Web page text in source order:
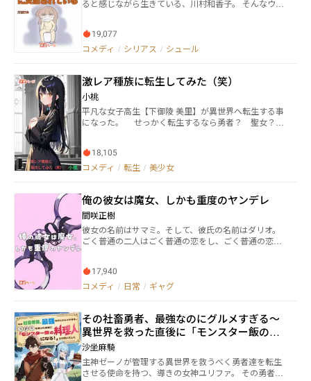
ると感じながら生きている、川村和香子。 そんなウン
致します。 ※24話を更新し、リストバンドの表記を付
け足しました。 ※実話を元にしたエッセイ小説で、セ
19,077
コメディ / シリアス / シュール
激レア種族に転生してみた（笑）
小桃
平凡な女子高生【下御陵 美里】が異世界へ転生する事
になった。 せっかく転生するなら勇者？ 聖女？
18,105
コメディ / 転生 / 美少女
俺の彼女は魔女、しかも重度のヤンデレ
間咲正樹
彼女の名前はサマミ。そして、彼氏の名前はダリオ。
ごく普通の二人はごく普通の恋をし、ごく普通の恋人
た。17,940
コメディ / 日常 / ギャグ
その社畜勇者、最強なのにグルメすぎる～
異世界を救った直後に「モンスター飯の料
理人になる！」とか言いだした
沙坐麻騎
主神ゼーノが管理する異世界を救うべく勇者達を転生
させる使命を持つ、導きの女神ユリファ。 その勇者の